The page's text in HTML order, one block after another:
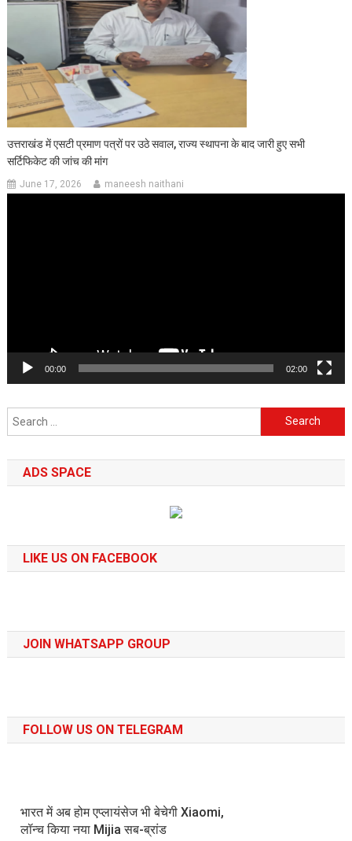
उत्तराखंड में एसटी प्रमाण पत्रों पर उठे सवाल, राज्य स्थापना के बाद जारी हुए सभी
सर्टिफिकेट की जांच की मांग
June 17, 2026 maneesh naithani
00:00 02:00
Search
for:
ADS SPACE
LIKE US ON FACEBOOK
JOIN WHATSAPP GROUP
FOLLOW US ON TELEGRAM
भारत में अब होम एप्लायंसेज भी बेचेगी Xiaomi,
लॉन्च किया नया Mijia सब-ब्रांड